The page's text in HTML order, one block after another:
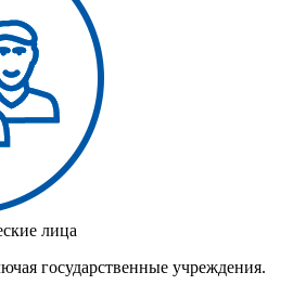
лица
государственные учреждения.